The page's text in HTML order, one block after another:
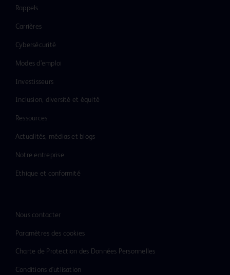
Rappels
Carrières
Cybersécurité
Modes d’emploi
Investisseurs
Inclusion, diversité et équité
Ressources
Actualités, médias et blogs
Notre entreprise
Ethique et conformité
Nous contacter
Paramètres des cookies
Charte de Protection des Données Personnelles
Conditions d'utlisation